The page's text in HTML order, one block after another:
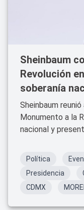
Sheinbaum
Revolución
soberanía
Sheinbaum
Monumento a la
nacional y
Política
Presidencia
CDMX